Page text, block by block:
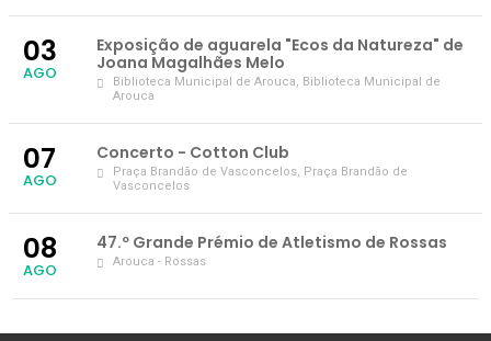
03
AGO
Exposição de aguarela "Ecos da Natureza" de
Joana Magalhães Melo
Biblioteca Municipal de Arouca, Biblioteca Municipal de
Arouca
07
AGO
Concerto - Cotton Club
Praça Brandão de Vasconcelos, Praça Brandão de
Vasconcelos
08
AGO
47.º Grande Prémio de Atletismo de Rossas
Arouca - Rossas